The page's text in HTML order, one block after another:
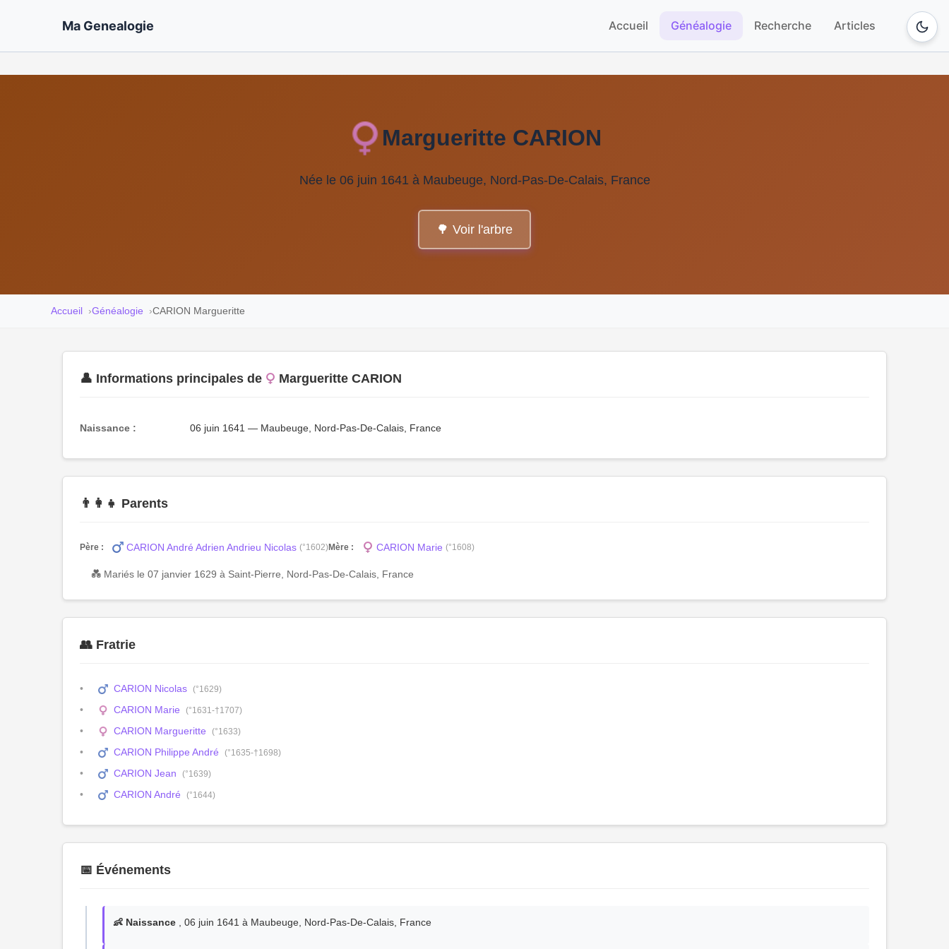
Ma Genealogie Accueil Généalogie Recherche Articles
Margueritte CARION
Née le 06 juin 1641 à Maubeuge, Nord-Pas-De-Calais, France
🌳 Voir l'arbre
Accueil Généalogie CARION Margueritte
👤 Informations principales de Margueritte CARION
Naissance : 06 juin 1641 — Maubeuge, Nord-Pas-De-Calais, France
👨‍👩‍👧 Parents
Père : CARION André Adrien Andrieu Nicolas (°1602)Mère : CARION Marie (°1608)
💑 Mariés le 07 janvier 1629 à Saint-Pierre, Nord-Pas-De-Calais, France
👥 Fratrie
CARION Nicolas (°1629)
CARION Marie (°1631-†1707)
CARION Margueritte (°1633)
CARION Philippe André (°1635-†1698)
CARION Jean (°1639)
CARION André (°1644)
📅 Événements
👶 Naissance , 06 juin 1641 à Maubeuge, Nord-Pas-De-Calais, France